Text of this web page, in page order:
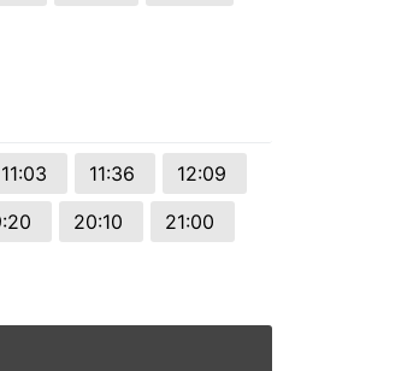
11:03 11:36
12:09
20:10
21:00